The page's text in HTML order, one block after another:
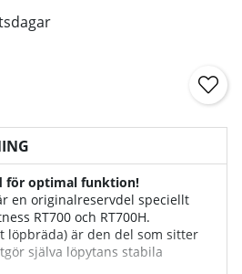
för optimal funktion!
en originalreservdel speciellt
RT700 och RT700H.
löpbräda) är den del som sitter
själva löpytans stabila